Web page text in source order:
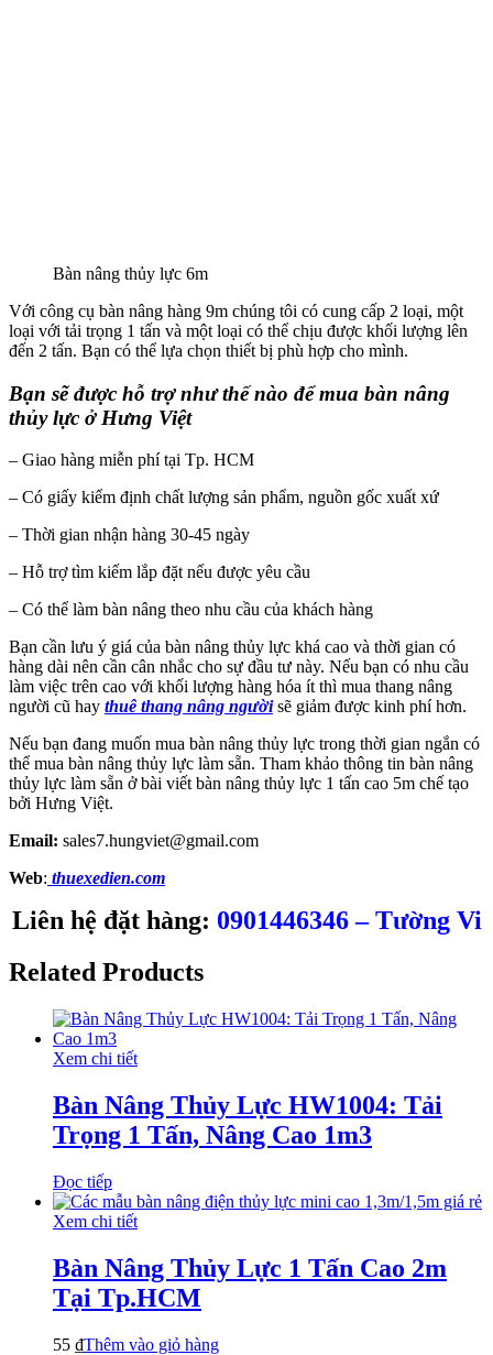
Bàn nâng thủy lực 6m
Với công cụ bàn nâng hàng 9m chúng tôi có cung cấp 2 loại, một
loại với tải trọng 1 tấn và một loại có thể chịu được khối lượng lên
đến 2 tấn. Bạn có thể lựa chọn thiết bị phù hợp cho mình.
Bạn sẽ được hỗ trợ như thế nào để mua bàn nâng
thủy lực ở Hưng Việt
– Giao hàng miễn phí tại Tp. HCM
– Có giấy kiểm định chất lượng sản phẩm, nguồn gốc xuất xứ
– Thời gian nhận hàng 30-45 ngày
– Hỗ trợ tìm kiếm lắp đặt nếu được yêu cầu
– Có thể làm bàn nâng theo nhu cầu của khách hàng
Bạn cần lưu ý giá của bàn nâng thủy lực khá cao và thời gian có
hàng dài nên cần cân nhắc cho sự đầu tư này. Nếu bạn có nhu cầu
làm việc trên cao với khối lượng hàng hóa ít thì mua thang nâng
người cũ hay thuê thang nâng ngườisẽ giảm được kinh phí hơn.
Nếu bạn đang muốn mua bàn nâng thủy lực trong thời gian ngắn có
thể mua bàn nâng thủy lực làm sẵn. Tham khảo thông tin bàn nâng
thủy lực làm sẵn ở bài viết bàn nâng thủy lực 1 tấn cao 5m chế tạo
bởi Hưng Việt.
Email: sales7.hungviet@gmail.com
Web: thuexedien.com
Liên hệ đặt hàng: 0901446346 – Tường Vi
Related Products
Xem chi tiết
Bàn Nâng Thủy Lực HW1004: Tải
Trọng 1 Tấn, Nâng Cao 1m3
Đọc tiếp
Xem chi tiết
Bàn Nâng Thủy Lực 1 Tấn Cao 2m
Tại Tp.HCM
55 ₫Thêm vào giỏ hàng